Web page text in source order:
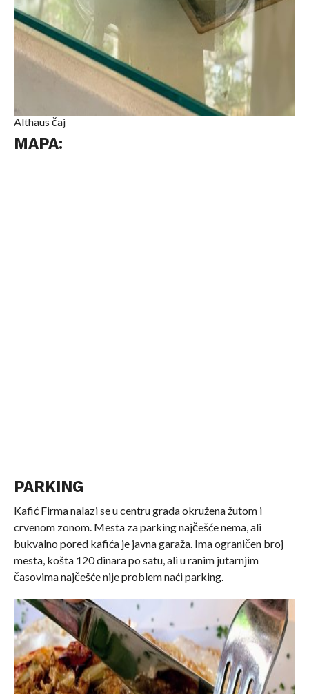
Althaus čaj
MAPA:
PARKING
Kafić Firma nalazi se u centru grada okružena žutom i
crvenom zonom. Mesta za parking najčešće nema, ali
bukvalno pored kafića je javna garaža. Ima ograničen broj
mesta, košta 120 dinara po satu, ali u ranim jutarnjim
časovima najčešće nije problem naći parking.